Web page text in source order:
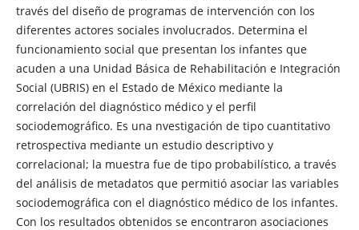
través del diseño de programas de intervención con los
diferentes actores sociales involucrados. Determina el
funcionamiento social que presentan los infantes que
acuden a una Unidad Básica de Rehabilitación e Integración
Social (UBRIS) en el Estado de México mediante la
correlación del diagnóstico médico y el perfil
sociodemográfico. Es una nvestigación de tipo cuantitativo
retrospectiva mediante un estudio descriptivo y
correlacional; la muestra fue de tipo probabilístico, a través
del análisis de metadatos que permitió asociar las variables
sociodemográfica con el diagnóstico médico de los infantes.
Con los resultados obtenidos se encontraron asociaciones